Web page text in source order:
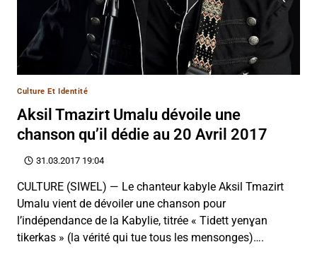
Culture Et Identité
Aksil Tmazirt Umalu dévoile une
chanson qu’il dédie au 20 Avril 2017
31.03.2017 19:04
CULTURE (SIWEL) — Le chanteur kabyle Aksil Tmazirt
Umalu vient de dévoiler une chanson pour
l’indépendance de la Kabylie, titrée « Tidett yenɣan
tikerkas » (la vérité qui tue tous les mensonges)….